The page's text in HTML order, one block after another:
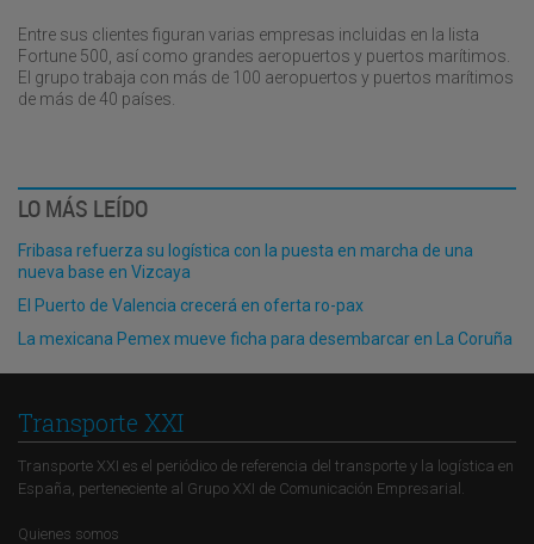
Entre sus clientes figuran varias empresas incluidas en la lista
Fortune 500, así como grandes aeropuertos y puertos marítimos.
El grupo trabaja con más de 100 aeropuertos y puertos marítimos
de más de 40 países.
LO MÁS LEÍDO
Fribasa refuerza su logística con la puesta en marcha de una
nueva base en Vizcaya
El Puerto de Valencia crecerá en oferta ro-pax
La mexicana Pemex mueve ficha para desembarcar en La Coruña
Transporte XXI
Transporte XXI es el periódico de referencia del transporte y la logística en
España, perteneciente al Grupo XXI de Comunicación Empresarial.
Quienes somos